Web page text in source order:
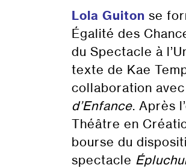
Lola Guiton se
Égalité des
du Spectacle à
texte de Kae
collaboration
d’Enfance. Après
Théâtre en
bourse du
spectacle